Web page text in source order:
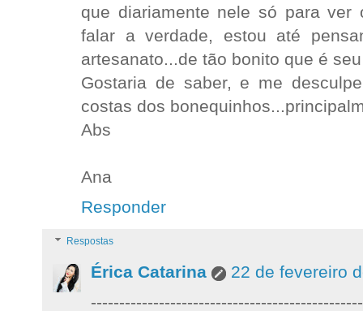
que diariamente nele só para ver
falar a verdade, estou até
artesanato...de tão bonito que é
Gostaria de saber, e me
costas dos
Abs
Ana
Responder
Respostas
Érica Catarina
22 de fevereiro